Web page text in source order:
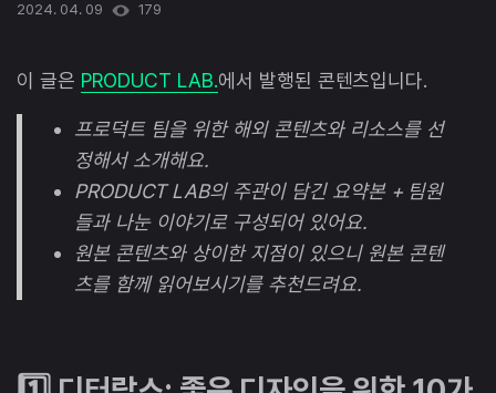
2024. 04. 09 179
이 글은 PRODUCT LAB.에서 발행된 콘텐츠입니다.
프로덕트 팀을 위한 해외 콘텐츠와 리소스를 선
정해서 소개해요.
PRODUCT LAB의 주관이 담긴 요약본 + 팀원
들과 나눈 이야기로 구성되어 있어요.
원본 콘텐츠와 상이한 지점이 있으니 원본 콘텐
츠를 함께 읽어보시기를 추천드려요.